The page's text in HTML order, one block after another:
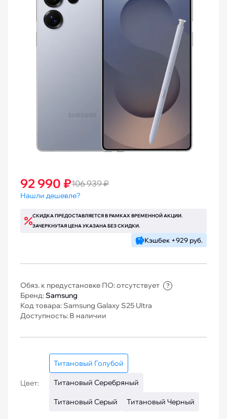
92 990 ₽106 939 ₽
Нашли дешевле?
СКИДКА ПРЕДОСТАВЛЯЕТСЯ В РАМКАХ ВРЕМЕННОЙ АКЦИИ.
ЗАЧЕРКНУТАЯ ЦЕНА УКАЗАНА БЕЗ СКИДКИ.
Кэшбек +929 руб.
Обяз. к предустановке ПО: отсутствует ?
Бренд:Samsung
Код товара: Samsung Galaxy S25 Ultra
Доступность: В наличии
Цвет:
Титановый Голубой
Титановый Серебряный
Титановый Серый Титановый Черный